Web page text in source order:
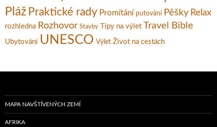
Pláž Praktické rady Promítání putování Pěšky Relax
rozhledna Rozhovor Stavby Tipy na výlet Travel Bible
Ubytování UNESCO Výlet Život na cestách
MAPA NAVŠTÍVENÝCH ZEMÍ
AFRIKA